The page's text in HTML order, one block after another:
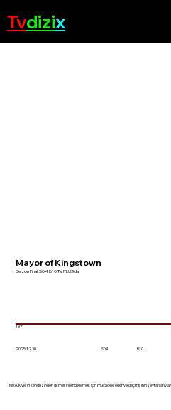
Tvdizix
Mayor of Kingstown
Sezon Finali S04 B10 TV PLUSda
TV+
2025 12 30 S04 B10
Mike, Kyle'ın kendi izinden gitmesini engellemek için mücadele eder ve geçmişinin